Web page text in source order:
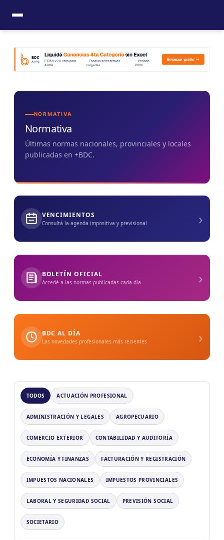
contenido
NORMATIVA
Normativa
Últimas normas nacionales, provinciales y locales
publicadas en +BDC.
VENCIMIENTOS
Consultá la agenda impositiva y previsional ›
BOLETÍN OFICIAL
Accedé a las normas publicadas cada día ›
BDC AL DÍA
Las novedades profesionales más recientes ›
TODOS ACTUACIÓN PROFESIONAL
ADMINISTRACIÓN Y LEGALES AGROPECUARIO
COMERCIO EXTERIOR CONTABILIDAD Y AUDITORÍA
ECONOMÍA Y FINANZAS FACTURACIÓN Y REGISTRACIÓN
IMPUESTOS NACIONALES IMPUESTOS PROVINCIALES
LABORAL Y SEGURIDAD SOCIAL PREVISIÓN SOCIAL
SOCIETARIO